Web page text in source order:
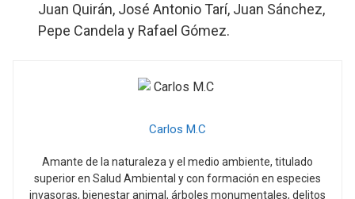
Juan Quirán, José Antonio Tarí, Juan Sánchez,
Pepe Candela y Rafael Gómez.
Carlos M.C
Amante de la naturaleza y el medio ambiente, titulado
superior en Salud Ambiental y con formación en especies
invasoras, bienestar animal, árboles monumentales, delitos